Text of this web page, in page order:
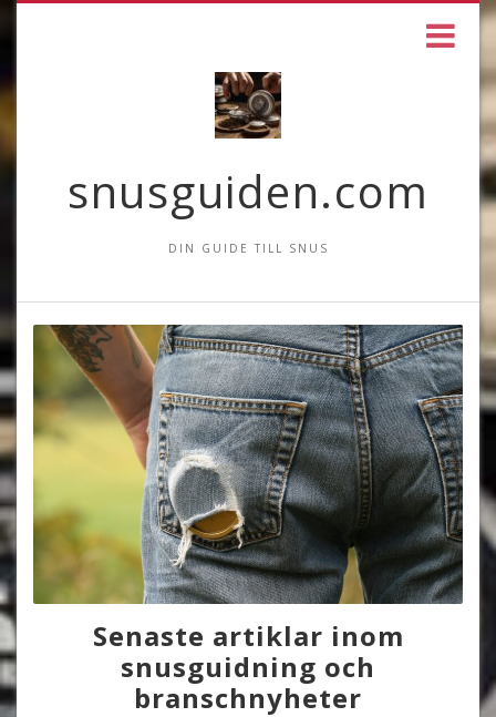
snusguiden.com
DIN GUIDE TILL SNUS
Senaste artiklar inom
snusguidning och
branschnyheter